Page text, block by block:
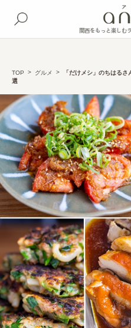
関西をもっと楽しむ
TOP グルメ
「だけメシ」のちはる
選